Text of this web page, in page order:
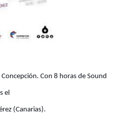
Concepción. Con 8 horas de Sound
el
(Canarias).